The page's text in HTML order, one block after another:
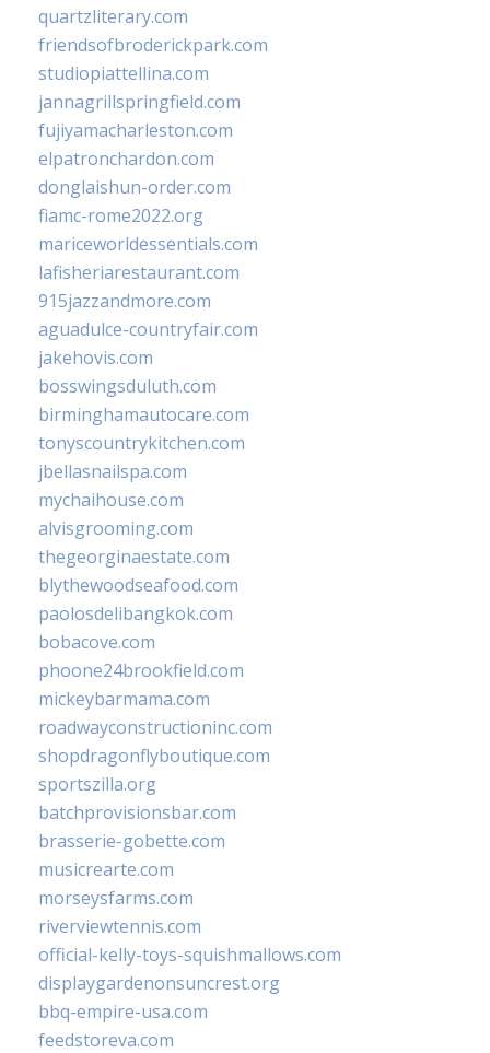
quartzliterary.com
friendsofbroderickpark.com
studiopiattellina.com
jannagrillspringfield.com
fujiyamacharleston.com
elpatronchardon.com
donglaishun-order.com
fiamc-rome2022.org
mariceworldessentials.com
lafisheriarestaurant.com
915jazzandmore.com
aguadulce-countryfair.com
jakehovis.com
bosswingsduluth.com
birminghamautocare.com
tonyscountrykitchen.com
jbellasnailspa.com
mychaihouse.com
alvisgrooming.com
thegeorginaestate.com
blythewoodseafood.com
paolosdelibangkok.com
bobacove.com
phoone24brookfield.com
mickeybarmama.com
roadwayconstructioninc.com
shopdragonflyboutique.com
sportszilla.org
batchprovisionsbar.com
brasserie-gobette.com
musicrearte.com
morseysfarms.com
riverviewtennis.com
official-kelly-toys-squishmallows.com
displaygardenonsuncrest.org
bbq-empire-usa.com
feedstoreva.com